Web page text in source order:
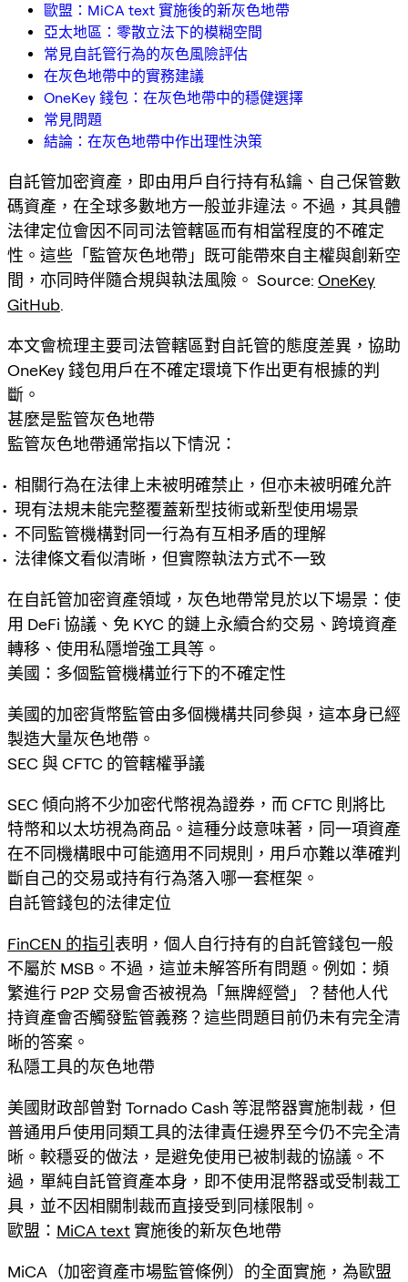
歐盟：MiCA text 實施後的新灰色地帶
亞太地區：零散立法下的模糊空間
常見自託管行為的灰色風險評估
在灰色地帶中的實務建議
OneKey 錢包：在灰色地帶中的穩健選擇
常見問題
結論：在灰色地帶中作出理性決策
自託管加密資產，即由用戶自行持有私鑰、自己保管數
碼資產，在全球多數地方一般並非違法。不過，其具體
法律定位會因不同司法管轄區而有相當程度的不確定
性。這些「監管灰色地帶」既可能帶來自主權與創新空
間，亦同時伴隨合規與執法風險。 Source: OneKey
GitHub.
本文會梳理主要司法管轄區對自託管的態度差異，協助
OneKey 錢包用戶在不確定環境下作出更有根據的判
斷。
甚麼是監管灰色地帶
監管灰色地帶通常指以下情況：
相關行為在法律上未被明確禁止，但亦未被明確允許
現有法規未能完整覆蓋新型技術或新型使用場景
不同監管機構對同一行為有互相矛盾的理解
法律條文看似清晰，但實際執法方式不一致
在自託管加密資產領域，灰色地帶常見於以下場景：使
用 DeFi 協議、免 KYC 的鏈上永續合約交易、跨境資產
轉移、使用私隱增強工具等。
美國：多個監管機構並行下的不確定性
美國的加密貨幣監管由多個機構共同參與，這本身已經
製造大量灰色地帶。
SEC 與 CFTC 的管轄權爭議
SEC 傾向將不少加密代幣視為證券，而 CFTC 則將比
特幣和以太坊視為商品。這種分歧意味著，同一項資產
在不同機構眼中可能適用不同規則，用戶亦難以準確判
斷自己的交易或持有行為落入哪一套框架。
自託管錢包的法律定位
FinCEN 的指引 表明，個人自行持有的自託管錢包一般
不屬於 MSB。不過，這並未解答所有問題。例如：頻
繁進行 P2P 交易會否被視為「無牌經營」？替他人代
持資產會否觸發監管義務？這些問題目前仍未有完全清
晰的答案。
私隱工具的灰色地帶
美國財政部曾對 Tornado Cash 等混幣器實施制裁，但
普通用戶使用同類工具的法律責任邊界至今仍不完全清
晰。較穩妥的做法，是避免使用已被制裁的協議。不
過，單純自託管資產本身，即不使用混幣器或受制裁工
具，並不因相關制裁而直接受到同樣限制。
歐盟： MiCA text 實施後的新灰色地帶
MiCA（加密資產市場監管條例）的全面實施，為歐盟